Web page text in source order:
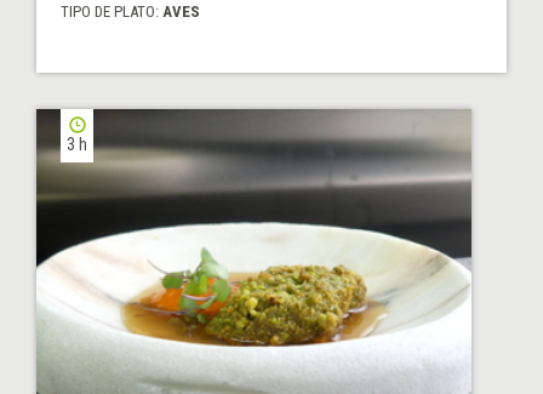
TIPO DE PLATO: AVES
3 h